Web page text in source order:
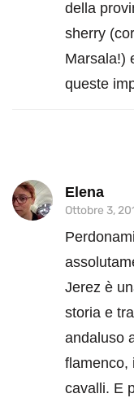
della
sherry
Marsala!)
queste
Elena
Ottobre 3,
Jerez è
storia e
andaluso
flamenco,
cavalli. E